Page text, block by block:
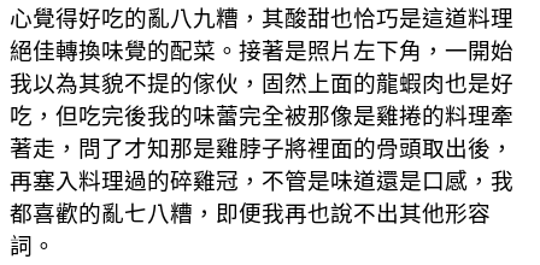
心覺得好吃的亂八九糟，其酸甜也恰巧是這道料理
絕佳轉換味覺的配菜。接著是照片左下角，一開始
我以為其貌不提的傢伙，固然上面的龍蝦肉也是好
吃，但吃完後我的味蕾完全被那像是雞捲的料理牽
著走，問了才知那是雞脖子將裡面的骨頭取出後，
再塞入料理過的碎雞冠，不管是味道還是口感，我
都喜歡的亂七八糟，即便我再也說不出其他形容
詞。